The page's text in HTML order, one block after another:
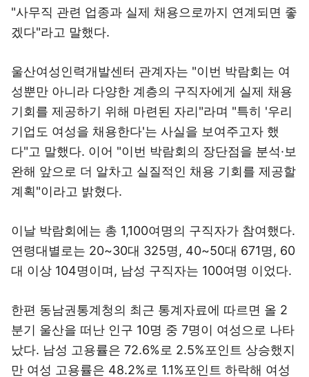
"사무직 관련 업종과 실제 채용으로까지 연계되면 좋
겠다"라고 말했다.
울산여성인력개발센터 관계자는 "이번 박람회는 여
성뿐만 아니라 다양한 계층의 구직자에게 실제 채용
기회를 제공하기 위해 마련된 자리"라며 "특히 '우리
기업도 여성을 채용한다'는 사실을 보여주고자 했
다"고 말했다. 이어 "이번 박람회의 장단점을 분석·보
완해 앞으로 더 알차고 실질적인 채용 기회를 제공할
계획"이라고 밝혔다.
이날 박람회에는 총 1,100여명의 구직자가 참여했다.
연령대별로는 20~30대 325명, 40~50대 671명, 60
대 이상 104명이며, 남성 구직자는 100여명 이었다.
한편 동남권통계청의 최근 통계자료에 따르면 올 2
분기 울산을 떠난 인구 10명 중 7명이 여성으로 나타
났다. 남성 고용률은 72.6%로 2.5%포인트 상승했지
만 여성 고용률은 48.2%로 1.1%포인트 하락해 여성